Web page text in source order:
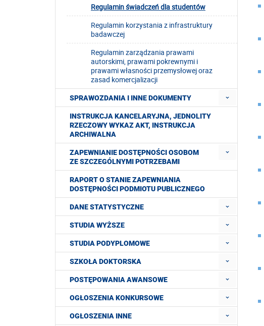
Regulamin świadczeń dla studentów
Regulamin korzystania z infrastruktury
badawczej
Regulamin zarządzania prawami
autorskimi, prawami pokrewnymi i
prawami własności przemysłowej oraz
zasad komercjalizacji
SPRAWOZDANIA I INNE DOKUMENTY
INSTRUKCJA KANCELARYJNA, JEDNOLITY
RZECZOWY WYKAZ AKT, INSTRUKCJA
ARCHIWALNA
ZAPEWNIANIE DOSTĘPNOŚCI OSOBOM
ZE SZCZEGÓLNYMI POTRZEBAMI
RAPORT O STANIE ZAPEWNIANIA
DOSTĘPNOŚCI PODMIOTU PUBLICZNEGO
DANE STATYSTYCZNE
STUDIA WYŻSZE
STUDIA PODYPLOMOWE
SZKOŁA DOKTORSKA
POSTĘPOWANIA AWANSOWE
OGŁOSZENIA KONKURSOWE
OGŁOSZENIA INNE